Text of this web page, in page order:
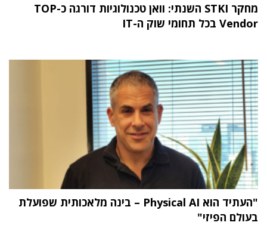
מחקר STKI השנתי: וואן טכנולוגיות דורגה כ-TOP
Vendor בכל תחומי שוק ה-IT
"העתיד הוא Physical AI – בינה מלאכותית שפועלת
בעולם הפיזי"